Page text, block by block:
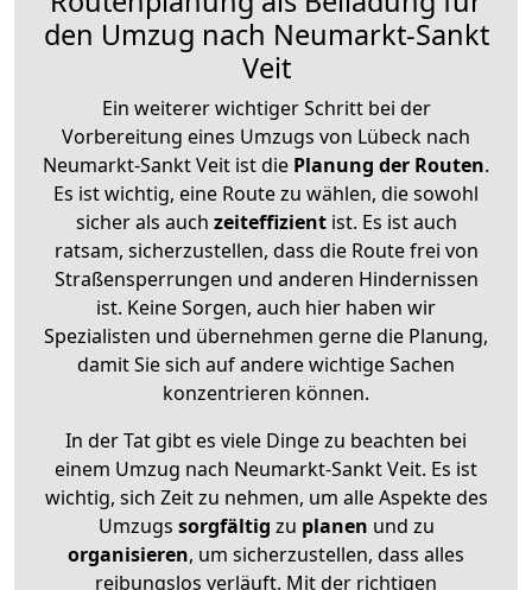
den Umzug nach Neumarkt-Sankt
Veit
Ein weiterer wichtiger Schritt bei der
Vorbereitung eines Umzugs von Lübeck nach
Neumarkt-Sankt Veit ist die Planung der Routen.
Es ist wichtig, eine Route zu wählen, die sowohl
sicher als auch zeiteffizientist. Es ist auch
ratsam, sicherzustellen, dass die Route frei von
Straßensperrungen und anderen Hindernissen
ist. Keine Sorgen, auch hier haben wir
Spezialisten und übernehmen gerne die Planung,
damit Sie sich auf andere wichtige Sachen
konzentrieren können.
In der Tat gibt es viele Dinge zu beachten bei
einem Umzug nach Neumarkt-Sankt Veit. Es ist
wichtig, sich Zeit zu nehmen, um alle Aspekte des
Umzugs sorgfältig zu planen und zu
organisieren, um sicherzustellen, dass alles
reibungslos verläuft. Mit der richtigen